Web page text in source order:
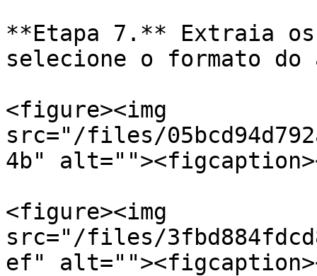
**Etapa 7.** Extraia os
selecione o formato do
<figure><img
src="/files/
4b"
<figure><img
src="/files/
ef"